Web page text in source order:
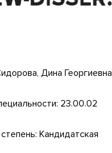
Дина Георгиевна
23.00.02
Кандидатская